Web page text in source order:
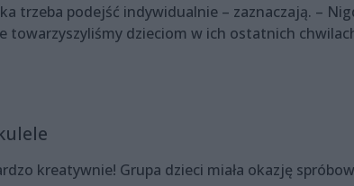
trzeba podejść indywidualnie – zaznaczają. –
towarzyszyliśmy dzieciom w ich ostatnich
kreatywnie! Grupa dzieci miała okazję